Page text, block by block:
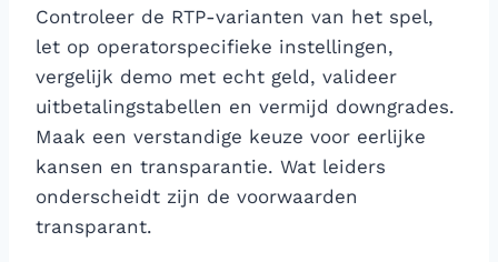
Controleer de RTP-varianten van het spel,
let op operatorspecifieke instellingen,
vergelijk demo met echt geld, valideer
uitbetalingstabellen en vermijd downgrades.
Maak een verstandige keuze voor eerlijke
kansen en transparantie. Wat leiders
onderscheidt zijn de voorwaarden
transparant.